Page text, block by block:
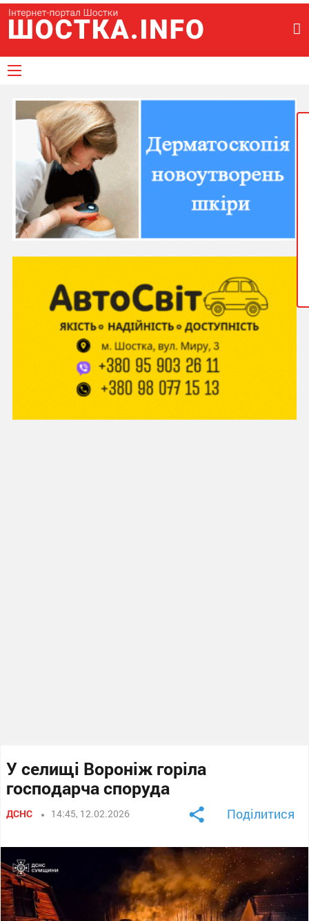
У селищі Вороніж горіла
господарча споруда
ДСНС 14:45, 12.02.2026 Поділитися